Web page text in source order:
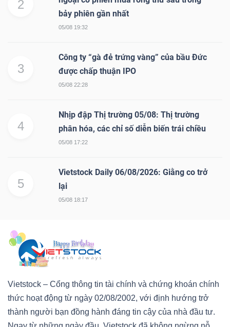
2
bảy phiên gần nhất
05/08 19:32
3
Công ty “gà đẻ trứng vàng” của bầu Đức
được chấp thuận IPO
05/08 22:28
4
Nhịp đập Thị trường 05/08: Thị trường
phân hóa, các chỉ số diễn biến trái chiều
05/08 17:22
5
Vietstock Daily 06/08/2026: Giằng co trở
lại
05/08 18:17
Vietstock – Cổng thông tin tài chính và chứng khoán chính
thức hoạt động từ ngày 02/08/2002, với định hướng trở
thành người bạn đồng hành đáng tin cậy của nhà đầu tư.
Bài
(-)
cáo
(-)
Dịch
vụ
(-)